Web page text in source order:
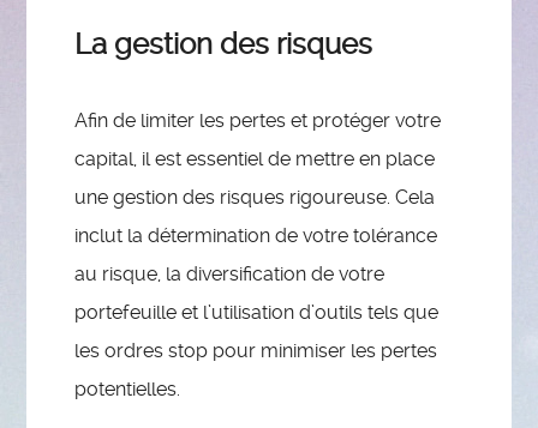
La gestion des risques
Afin de limiter les pertes et protéger votre
capital, il est essentiel de mettre en place
une gestion des risques rigoureuse. Cela
inclut la détermination de votre tolérance
au risque, la diversification de votre
portefeuille et l’utilisation d’outils tels que
les ordres stop pour minimiser les pertes
potentielles.